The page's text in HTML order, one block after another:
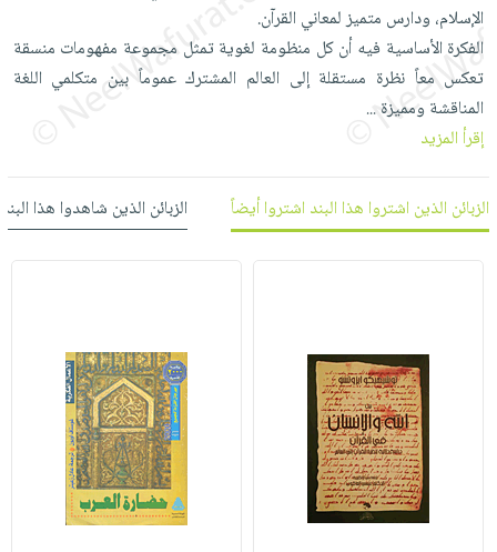
العناية
بالأسنان
الحمية
والتغذية
الخبز
أدوات
المائدة
الأوعية
والتخزين
أدوات
المطبخ
الأكثر
مبيعاً
العودة
للمدارس
اكسسوارات
كتب
اكسسوارات
مطرزات
حقائب
حلي
عناية
صابون
شحن
مجاني
بنود
مختارة
اشتراكات
الاشتراكات
صندوق
بحث
متقدم
الشركة
سياسة
الشركة
فيديوهات
حسابك
الأمنيات
الإسلام، ودارس متميز لمعاني القرآن.
الفكرة الأساسية فيه أن كل منظومة لغوية تمثل مجموعة مفهومات منسقة
تعكس معاً نظرة مستقلة إلى العالم المشترك عموماً بين متكلمي اللغة
المناقشة ومميزة...
إقرأ المزيد
الزبائن الذين اشتروا هذا البند اشتروا أيضاً الزبائن الذين شاهدوا هذا